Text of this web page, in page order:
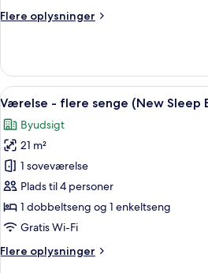
Sleep
Flere oplysninger
Flere
-
dobbeltseng
Sleep
Easy
Concept)
Indlæs
alle
billeder
af
Værelse
-
flere
senge
Sleep
10
Værelse - flere senge (New Sleep
Byudsigt
21 m²
1 soveværelse
Plads til 4 personer
1 dobbeltseng og 1 enkeltseng
Gratis Wi-Fi
Flere oplysninger
Flere